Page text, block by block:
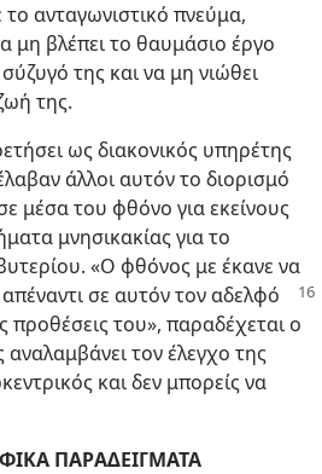
το ανταγωνιστικό πνεύμα,
μη βλέπει το θαυμάσιο έργο
της και να μη νιώθει
της.
ως διακονικός υπηρέτης
άλλοι αυτόν το διορισμό
μέσα του φθόνο για εκείνους
μνησικακίας για το
«Ο φθόνος με έκανε να
σε αυτόν τοναδελφό
προθέσεις του», παραδέχεται ο
τον έλεγχο της
και δεν μπορείς να
ΠΑΡΑΔΕΙΓΜΑΤΑ